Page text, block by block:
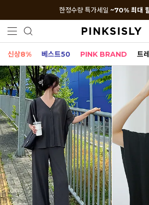
한정수량 특가세일 ~70% 최대
신상8% 베스트50 PINK BRAND 트